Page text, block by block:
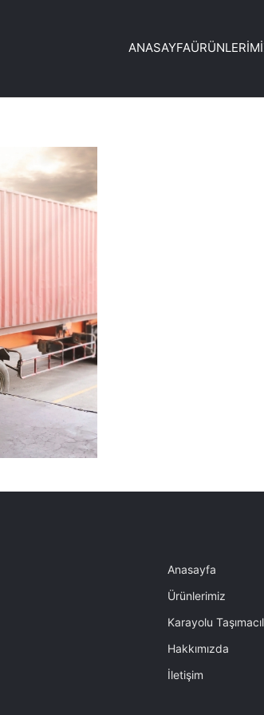
ANASAYFA
Anasayfa
Ürünlerimiz
Karayolu
Hakkımızda
İletişim